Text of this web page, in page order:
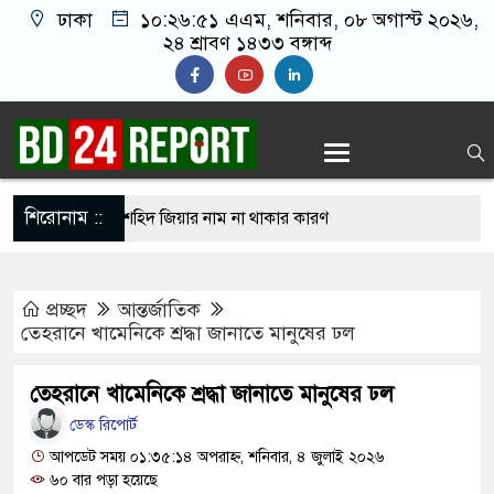
ঢাকা ১০:২৬:৫২ এএম, শনিবার, ০৮ অগাস্ট ২০২৬,
২৪ শ্রাবণ ১৪৩৩ বঙ্গাব্দ
শিরোনাম ::
থাকলেও শহিদ জিয়ার নাম না থাকার কারণ
গোঁজার ঠাঁই পেতে মাথার চুল বিক্রি করলেন মা
মোকাবিলায় ১০ কিলোমিটার পরপর মিলবে
প্রচ্ছদ
আন্তর্জাতিক
তেহরানে খামেনিকে শ্রদ্ধা জানাতে মানুষের ঢল
তেহরানে খামেনিকে শ্রদ্ধা জানাতে মানুষের ঢল
ডেস্ক রিপোর্ট
আপডেট সময় ০১:৩৫:১৪ অপরাহ্ন, শনিবার, ৪ জুলাই ২০২৬
৬০ বার পড়া হয়েছে